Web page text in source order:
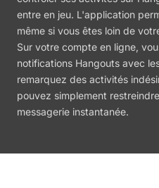
entre en jeu. L'application
même si vous êtes loin de
Sur votre compte en ligne,
notifications Hangouts avec
remarquez des activités
pouvez simplement
messagerie instantanée.